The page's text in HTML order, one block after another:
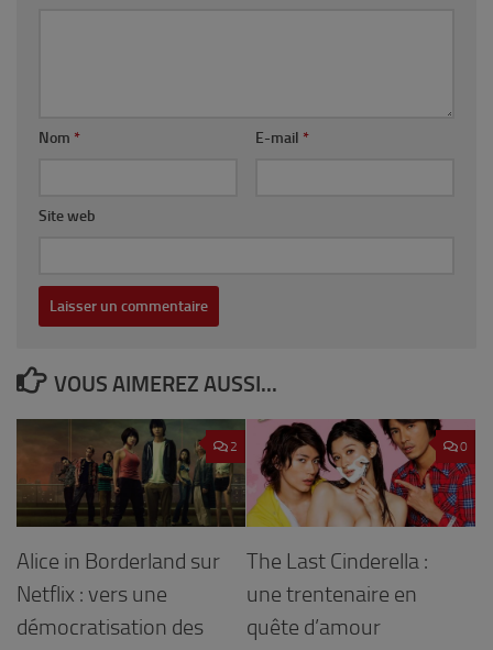
Nom * E-mail *
Site web
VOUS AIMEREZ AUSSI...
2
Alice in Borderland sur
Netflix : vers une
démocratisation des
0
The Last Cinderella :
une trentenaire en
quête d’amour